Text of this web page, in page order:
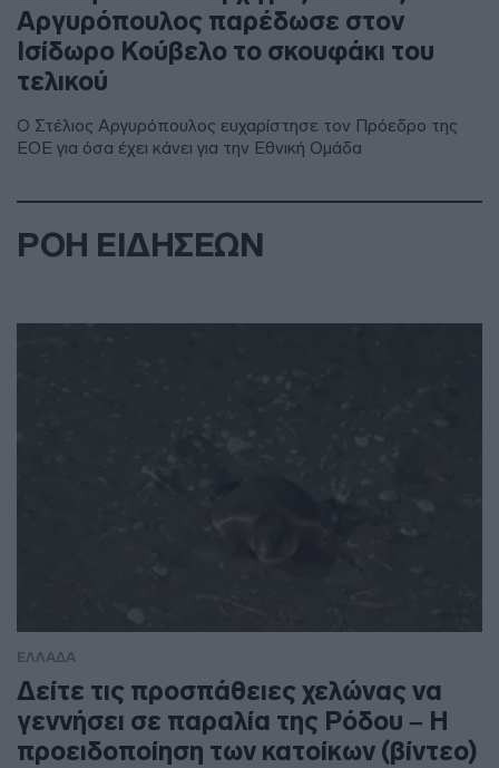
Αργυρόπουλος παρέδωσε στον
Ισίδωρο Κούβελο το σκουφάκι του
τελικού
Ο Στέλιος Αργυρόπουλος ευχαρίστησε τον Πρόεδρο της
ΕΟΕ για όσα έχει κάνει για την Εθνική Ομάδα
ΡΟΗ ΕΙΔΗΣΕΩΝ
ΕΛΛΑΔΑ
Δείτε τις προσπάθειες χελώνας να
γεννήσει σε παραλία της Ρόδου – Η
προειδοποίηση των κατοίκων (βίντεο)